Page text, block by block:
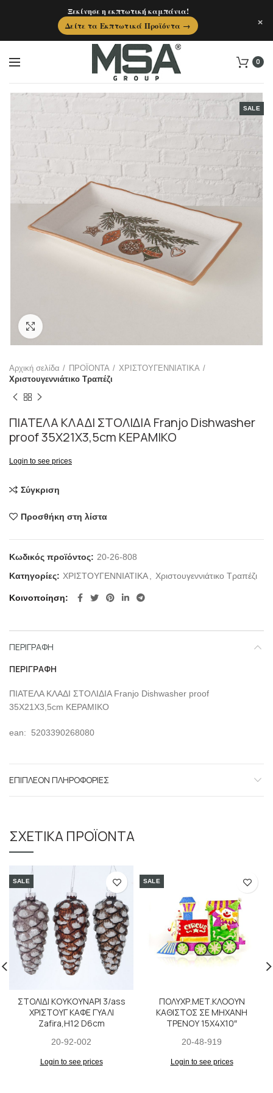
0
SALE
Αρχική σελίδα ΠΡΟΪΟΝΤΑ
ΧΡΙΣΤΟΥΓΕΝΝΙΑΤΙΚΑ
Χριστουγεννιάτικο Τραπέζι
ΠΙΑΤΕΛΑ ΚΛΑΔΙ ΣΤΟΛΙΔΙΑ Franjo Dishwasher
proof 35X21X3,5cm ΚΕΡΑΜΙΚΟ
Login to see prices
Σύγκριση
Προσθήκη στη λίστα
Κωδικός προϊόντος: 20-26-808
Κατηγορίες: ΧΡΙΣΤΟΥΓΕΝΝΙΑΤΙΚΑ Χριστουγεννιάτικο Τραπέζι
Κοινοποίηση
ΠΕΡΙΓΡΑΦΉ
ΠΕΡΙΓΡΑΦΉ
ΠΙΑΤΕΛΑ ΚΛΑΔΙ ΣΤΟΛΙΔΙΑ Franjo Dishwasher proof
35X21X3,5cm ΚΕΡΑΜΙΚΟ
ean: 5203390268080
ΕΠΙΠΛΈΟΝ ΠΛΗΡΟΦΟΡΊΕΣ
ΣΧΕΤΙΚΆ ΠΡΟΪΌΝΤΑ
SALE
ΣΤΟΛΙΔΙ ΚΟΥΚΟΥΝΑΡΙ 3/ass
ΧΡΙΣΤΟΥΓ ΚΑΦΕ ΓΥΑΛΙ
Zafira,H12 D6cm
20-92-002
Login to see prices
SALE
ΠΟΛΥΧΡ.ΜΕΤ.ΚΛΟΟΥΝ
ΚΑΘΙΣΤΟΣ ΣΕ ΜΗΧΑΝΗ
ΤΡΕΝΟΥ 15X4X10″
20-48-919
Login to see prices
Ξεκίνησε η εκπτωτική καμπάνια!
Δείτε τα Εκπτωτικά Προϊόντα →
×